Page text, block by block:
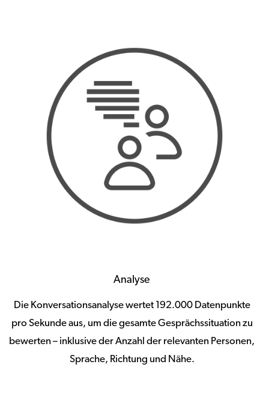
Analyse
Die Konversationsanalyse wertet 192.000 Datenpunkte
pro Sekunde aus, um die gesamte Gesprächssituation zu
bewerten – inklusive der Anzahl der relevanten Personen,
Sprache, Richtung und Nähe.